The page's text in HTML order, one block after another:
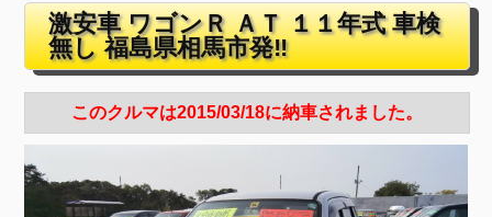
激安車 ワゴンＲ ＡＴ １１年式 車検
無し 福島県相馬市発‼
このクルマは2015/03/18に納車されました。